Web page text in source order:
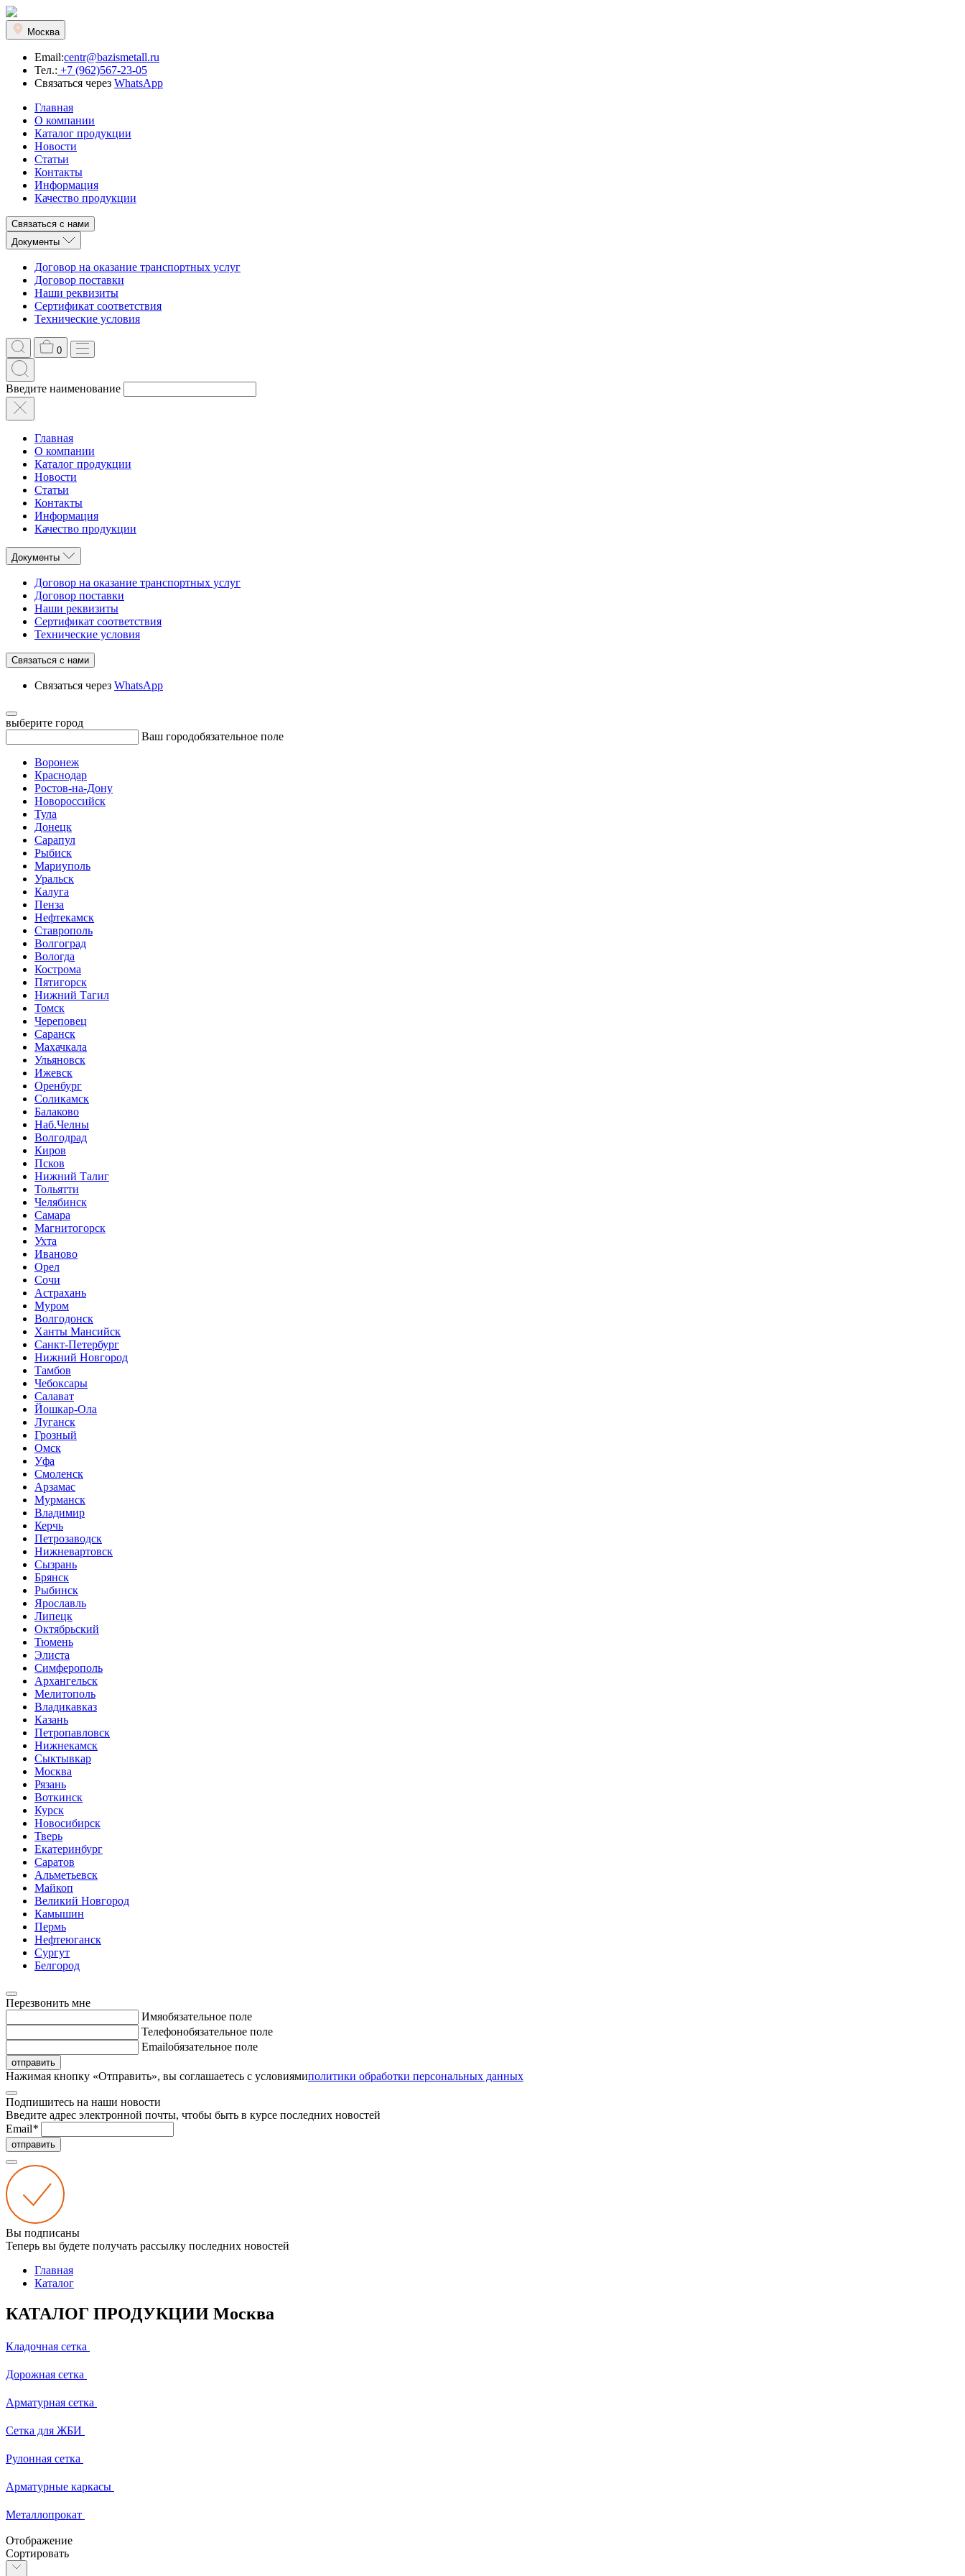
Москва
Email:centr@bazismetall.ru
Тел.: +7 (962)567-23-05
Связаться через WhatsApp
Главная
О компании
Каталог продукции
Новости
Статьи
Контакты
Информация
Качество продукции
Связаться с нами
Документы
Договор на оказание транспортных услуг
Договор поставки
Наши реквизиты
Сертификат соответствия
Технические условия
0
Введите наименование
Главная
О компании
Каталог продукции
Новости
Статьи
Контакты
Информация
Качество продукции
Документы
Договор на оказание транспортных услуг
Договор поставки
Наши реквизиты
Сертификат соответствия
Технические условия
Связаться с нами
Связаться через WhatsApp
выберите город
Ваш городобязательное поле
Воронеж
Краснодар
Ростов-на-Дону
Новороссийск
Тула
Донецк
Сарапул
Рыбиск
Мариуполь
Уральск
Калуга
Пенза
Нефтекамск
Ставрополь
Волгоград
Вологда
Кострома
Пятигорск
Нижний Тагил
Томск
Череповец
Саранск
Махачкала
Ульяновск
Ижевск
Оренбург
Соликамск
Балаково
Наб.Челны
Волгодрад
Киров
Псков
Нижний Талиг
Тольятти
Челябинск
Самара
Магнитогорск
Ухта
Иваново
Орел
Сочи
Астрахань
Муром
Волгодонск
Ханты Мансийск
Санкт-Петербург
Нижний Новгород
Тамбов
Чебоксары
Салават
Йошкар-Ола
Луганск
Грозный
Омск
Уфа
Смоленск
Арзамас
Мурманск
Владимир
Керчь
Петрозаводск
Нижневартовск
Сызрань
Брянск
Рыбинск
Ярославль
Липецк
Октябрьский
Тюмень
Элиста
Симферополь
Архангельск
Мелитополь
Владикавказ
Казань
Петропавловск
Нижнекамск
Сыктывкар
Москва
Рязань
Воткинск
Курск
Новосибирск
Тверь
Екатеринбург
Саратов
Альметьевск
Майкоп
Великий Новгород
Камышин
Пермь
Нефтеюганск
Сургут
Белгород
Перезвонить мне
Имяобязательное поле
Телефонобязательное поле
Emailобязательное поле
отправить
Нажимая кнопку «Отправить», вы соглашаетесь с условиямиполитики обработки персональных данных
Подпишитесь на наши новости
Введите адрес электронной почты, чтобы быть в курсе последних новостей
Email*
отправить
Вы подписаны
Теперь вы будете получать рассылку последних новостей
Главная
Каталог
КАТАЛОГ ПРОДУКЦИИ Москва
Кладочная сетка
Дорожная сетка
Арматурная сетка
Сетка для ЖБИ
Рулонная сетка
Арматурные каркасы
Металлопрокат
Отображение
Сортировать